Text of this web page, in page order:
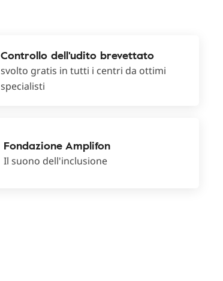
Controllo dell'udito brevettato
svolto gratis in tutti i centri da ottimi
specialisti
Fondazione Amplifon
Il suono dell'inclusione